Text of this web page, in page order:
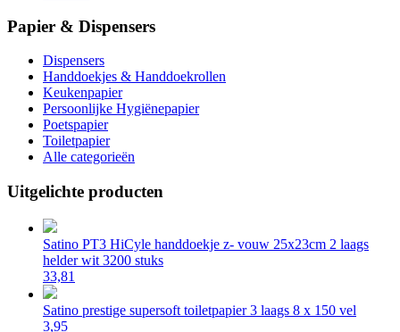
Papier & Dispensers
Dispensers
Handdoekjes & Handdoekrollen
Keukenpapier
Persoonlijke Hygiënepapier
Poetspapier
Toiletpapier
Alle categorieën
Uitgelichte producten
Satino PT3 HiCyle handdoekje z- vouw 25x23cm 2 laags
helder wit 3200 stuks
33,81
Satino prestige supersoft toiletpapier 3 laags 8 x 150 vel
3,95